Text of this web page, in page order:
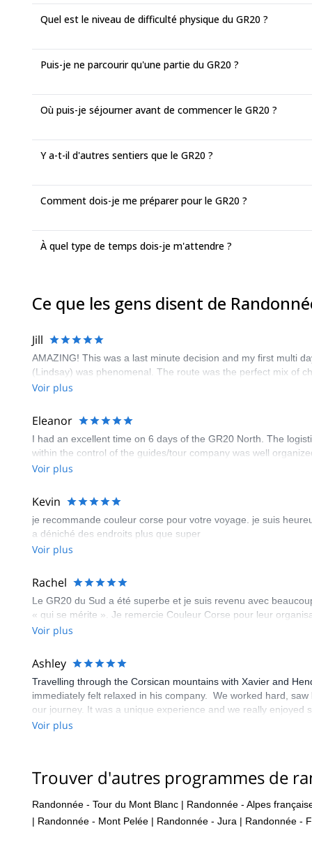
Quel est le niveau de difficulté physique du GR20 ?
Puis-je ne parcourir qu'une partie du GR20 ?
Où puis-je séjourner avant de commencer le GR20 ?
Y a-t-il d'autres sentiers que le GR20 ?
Comment dois-je me préparer pour le GR20 ?
À quel type de temps dois-je m'attendre ?
Ce que les gens disent de
Jill
AMAZING! This was a last minute decision and my first multi
(Lindsay) was phenomenal. The route was the perfect mix of
Voir plus
Eleanor
I had an excellent time on 6 days of the GR20 North. The
within the control of the guides/tour company was well
Voir plus
Kevin
je recommande couleur corse pour votre voyage. je suis
a déniché des endroits plus que super
Voir plus
Rachel
Le GR20 du Sud a été superbe et je suis revenu avec
« qui se mérite ». Je remercie Couleur Corse pour leur
Voir plus
Ashley
Travelling through the Corsican mountains with Xavier and
immediately felt relaxed in his company. We worked hard,
our journey. It was a unique experience and we really
Voir plus
Trouver d'autres programmes de
Randonnée - Tour du Mont Blanc | Randonnée - Alpes
| Randonnée - Mont Pelée | Randonnée - Jura | Randonnée -